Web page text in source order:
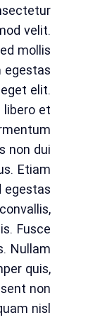
velit.
mollis
egestas
elit.
libero et
non dui
Etiam
egestas
Fusce
Nullam
quis,
non
nisl.